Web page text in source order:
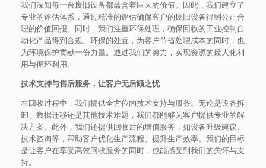
我们深知每一台废旧设备都蕴含着巨大的价值。因此，我们建立了
专业的评估体系，通过精准的评估确保客户的废旧设备得到公正合
理的价值回报。同时，我们注重环保处理，确保回收的工业控制自
动化产品得到合规、环保的处置，为客户节省处理成本的同时，也
为环境保护贡献一份力量。通过我们的努力，实现资源的最大化利
用与循环利用。
技术支持与售后服务，让客户无后顾之忧
在回收过程中，我们提供全方位的技术支持与服务。无论是设备拆
卸、数据迁移还是其他技术难题，我们都能够为客户提供专业的解
决方案。此外，我们还提供回收后的增值服务，如设备升级建议、
技术咨询等，帮助客户优化生产流程、提升生产效率。我们的目标
是让客户在享受高效回收服务的同时，也能感受到我们的关怀与支
持。